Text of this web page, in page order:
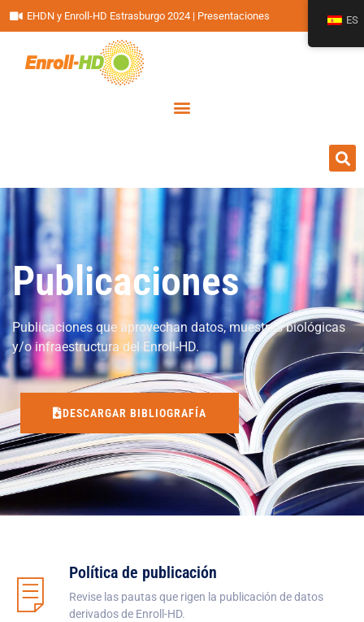
EHDN y Enroll-HD Estrasburgo 2024 | Presentaciones
Publicaciones
Publicaciones que aprovechan datos, muestras biológicas
y/o infraestructura del Enroll-HD.
DESCARGAR BIBLIOGRAFÍA
Política de publicación
Revise las pautas que rigen la publicación de datos
derivados de Enroll-HD.
ES